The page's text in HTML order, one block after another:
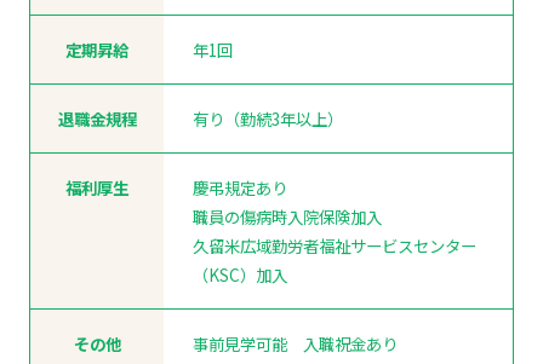
定期昇給 年1回
退職金規程 有り（勤続3年以上）
福利厚生
慶弔規定あり
職員の傷病時入院保険加入
久留米広域勤労者福祉サービスセンター
（KSC）加入
その他 事前見学可能 入職祝金あり